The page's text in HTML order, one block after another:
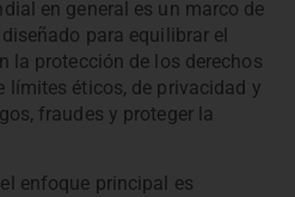
en general es un marco de
para equilibrar el
la protección de los derechos
límites éticos, de privacidad y
fraudes y proteger la
enfoque principal es